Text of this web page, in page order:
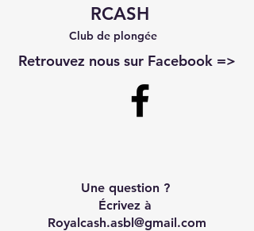
RCASH
Club de plongée
Retrouvez nous sur Facebook =>
Une question ?
Écrivez à
Royalcash.asbl@gmail.com